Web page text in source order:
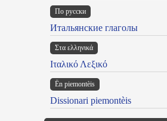
По русски
Итальянские глаголы
Στα ελληνικά
Ιταλικό Λεξικό
Ën piemontèis
Dissionari piemontèis